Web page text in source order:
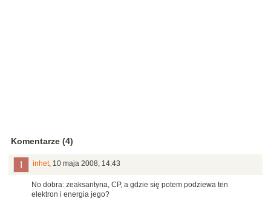
Komentarze (4)
inhet, 10 maja 2008, 14:43
No dobra: zeaksantyna, CP, a gdzie się potem podziewa ten
elektron i energia jego?